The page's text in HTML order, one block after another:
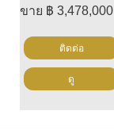
ขาย ฿ 3,478,000
ติดต่อ
ดู